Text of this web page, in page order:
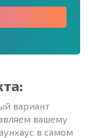
вариант
вашему
в самом